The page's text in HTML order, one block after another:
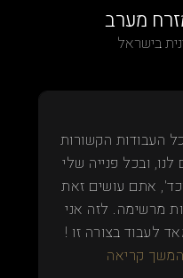
מערב
בישראל
העבודות הקשורות
ובכל פנייה שלי
אתם עושים זאת
מרשימה. לזה אני
לעבוד בצורה זו !
קריאה